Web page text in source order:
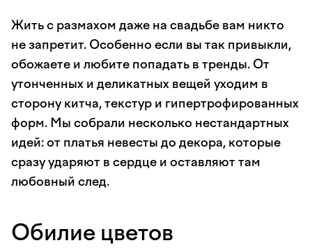
Жить с размахом даже на свадьбе вам никто
не запретит. Особенно если вы так привыкли,
обожаете и любите попадать в тренды. От
утонченных и деликатных вещей уходим в
сторону китча, текстур и гипертрофированных
форм. Мы собрали несколько нестандартных
идей: от платья невесты до декора, которые
сразу ударяют в сердце и оставляют там
любовный след.
Обилие цветов